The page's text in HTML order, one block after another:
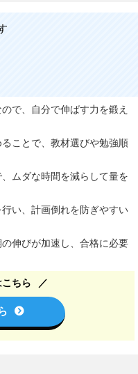
で、自分で伸ばす力を鍛え
ことで、教材選びや勉強順
ムダな時間を減らして量を
い、計画倒れを防ぎやすい
伸びが加速し、合格に必要
ちら